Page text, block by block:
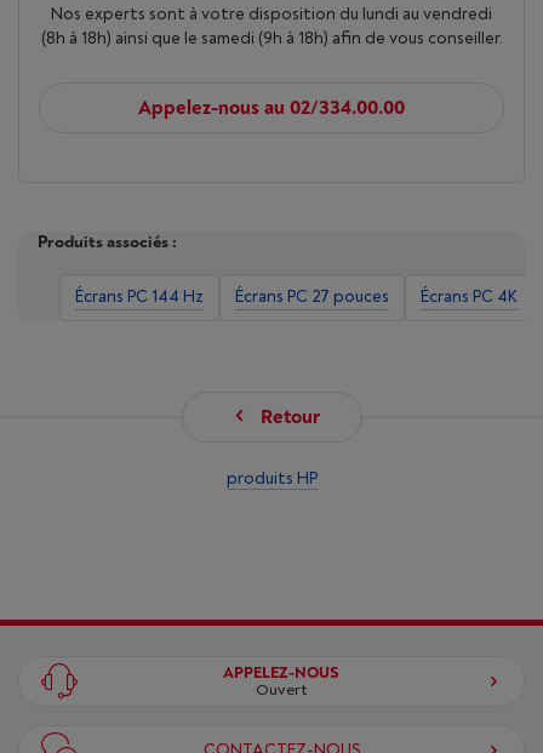
Nos experts sont à votre disposition du lundi au vendredi
(8h à 18h) ainsi que le samedi (9h à 18h) afin de vous conseiller.
Appelez-nous au 02/334.00.00
Produits associés :
Écrans PC 144 Hz Écrans PC 27 pouces Écrans PC 4K
Retour
produits HP
APPELEZ-NOUS
Ouvert